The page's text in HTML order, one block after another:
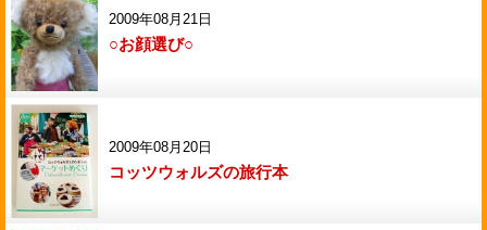
2009年08月21日
○お顔選び○
2009年08月20日
コッツウォルズの旅行本